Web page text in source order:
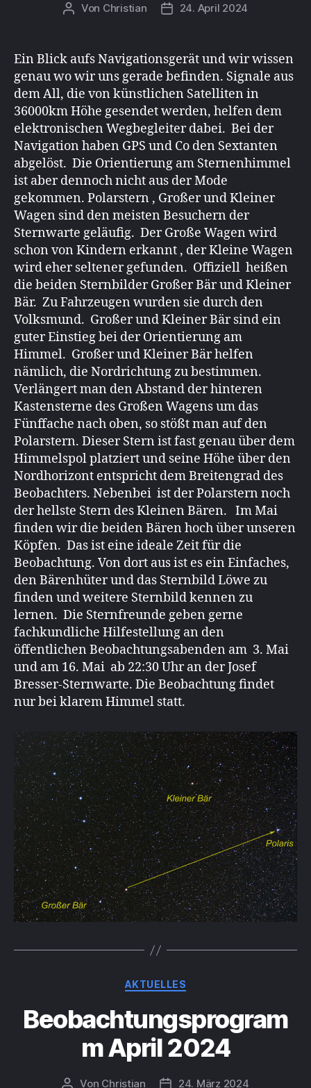
Beitragsautor
Von Christian Beitragsdatum
24. April 2024
Ein Blick aufs Navigationsgerät und wir wissen
genau wo wir uns gerade befinden. Signale aus
dem All, die von künstlichen Satelliten in
36000km Höhe gesendet werden, helfen dem
elektronischen Wegbegleiter dabei. Bei der
Navigation haben GPS und Co den Sextanten
abgelöst. Die Orientierung am Sternenhimmel
ist aber dennoch nicht aus der Mode
gekommen. Polarstern , Großer und Kleiner
Wagen sind den meisten Besuchern der
Sternwarte geläufig. Der Große Wagen wird
schon von Kindern erkannt , der Kleine Wagen
wird eher seltener gefunden. Offiziell heißen
die beiden Sternbilder Großer Bär und Kleiner
Bär. Zu Fahrzeugen wurden sie durch den
Volksmund. Großer und Kleiner Bär sind ein
guter Einstieg bei der Orientierung am
Himmel. Großer und Kleiner Bär helfen
nämlich, die Nordrichtung zu bestimmen.
Verlängert man den Abstand der hinteren
Kastensterne des Großen Wagens um das
Fünffache nach oben, so stößt man auf den
Polarstern. Dieser Stern ist fast genau über dem
Himmelspol platziert und seine Höhe über den
Nordhorizont entspricht dem Breitengrad des
Beobachters. Nebenbei ist der Polarstern noch
der hellste Stern des Kleinen Bären. Im Mai
finden wir die beiden Bären hoch über unseren
Köpfen. Das ist eine ideale Zeit für die
Beobachtung. Von dort aus ist es ein Einfaches,
den Bärenhüter und das Sternbild Löwe zu
finden und weitere Sternbild kennen zu
lernen. Die Sternfreunde geben gerne
fachkundliche Hilfestellung an den
öffentlichen Beobachtungsabenden am 3. Mai
und am 16. Mai ab 22:30 Uhr an der Josef
Bresser-Sternwarte. Die Beobachtung findet
nur bei klarem Himmel statt.
Kategorien
AKTUELLES
Beobachtungsprogram
m April 2024
Beitragsautor
Von Christian Beitragsdatum
24. März 2024